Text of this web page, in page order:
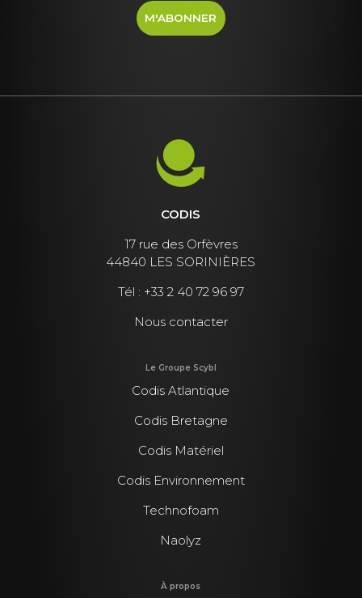
CODIS
17 rue des Orfèvres
44840 LES SORINIÈRES
Tél : +33 2 40 72 96 97
Nous contacter
Le Groupe Scybl
Codis Atlantique
Codis Bretagne
Codis Matériel
Codis Environnement
Technofoam
Naolyz
À propos